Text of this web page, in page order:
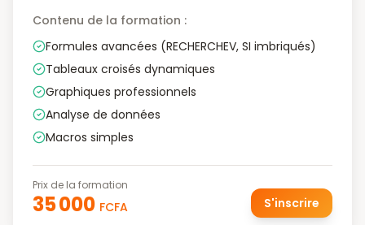
Contenu de la formation :
Formules avancées (RECHERCHEV, SI imbriqués)
Tableaux croisés dynamiques
Graphiques professionnels
Analyse de données
Macros simples
Prix de la formation
35 000 FCFA S'inscrire